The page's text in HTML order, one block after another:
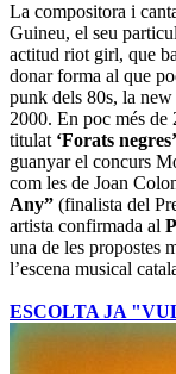
La compositora i
Guineu, el seu
actitud riot girl, que
donar forma al que
punk dels 80s, la
2000. En poc més de
titulat ‘Forats negres’
guanyar el concurs
com les de Joan
Any” (finalista del
artista confirmada al
una de les propostes
l’escena musical
ESCOLTA JA